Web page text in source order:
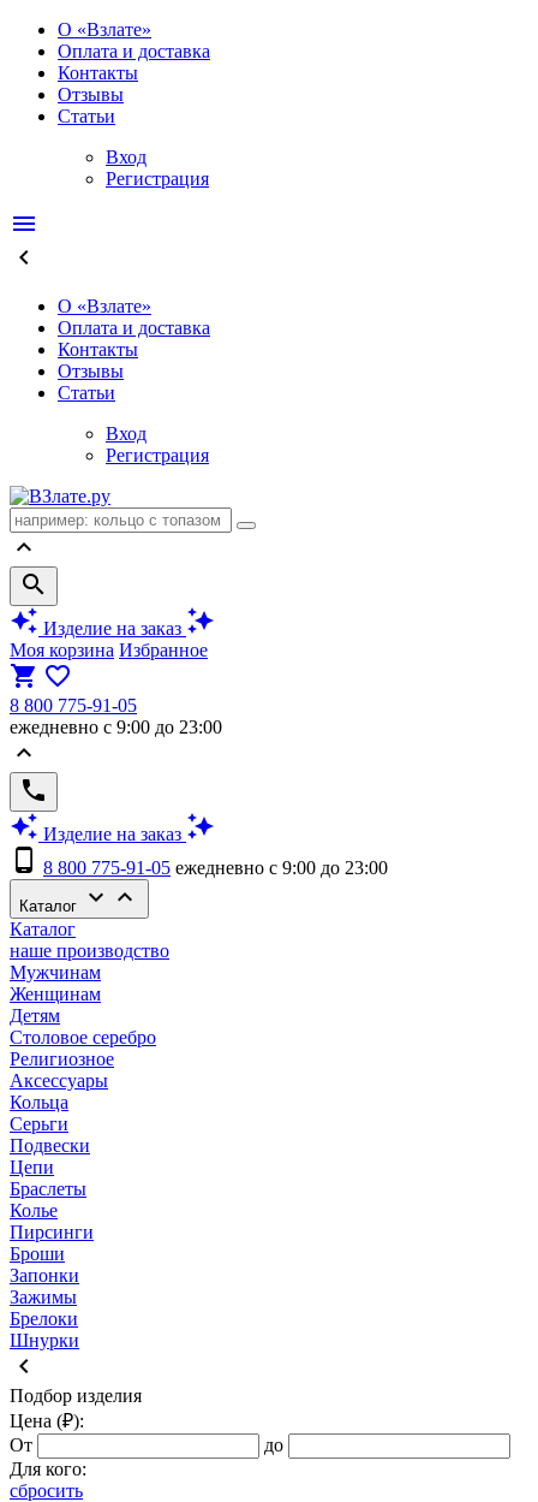
О «Взлате»
Оплата и доставка
Контакты
Отзывы
Статьи
Вход
Регистрация
menu
keyboard_arrow_left
О «Взлате»
Оплата и доставка
Контакты
Отзывы
Статьи
Вход
Регистрация
keyboard_arrow_up
search
auto_awesome Изделие на заказ auto_awesome
Моя корзина Избранное
shopping_cart favorite_border
8 800 775-91-05
ежедневно с 9:00 до 23:00
keyboard_arrow_up
phone
auto_awesome Изделие на заказ auto_awesome
phone_android 8 800 775-91-05 ежедневно с 9:00 до 23:00
Каталог keyboard_arrow_down keyboard_arrow_up
Каталог
наше производство
Мужчинам
Женщинам
Детям
Столовое серебро
Религиозное
Аксессуары
Кольца
Серьги
Подвески
Цепи
Браслеты
Колье
Пирсинги
Броши
Запонки
Зажимы
Брелоки
Шнурки
keyboard_arrow_left
Подбор изделия
Цена (₽):
От
до
Для кого:
сбросить